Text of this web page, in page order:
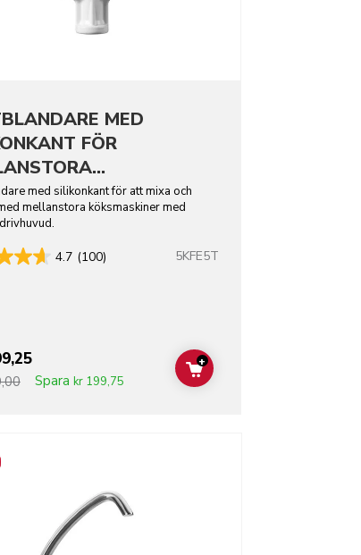
MED
FÖR
MED
DRIVHUVUD
med silikonkant för att mixa och
mellanstora köksmaskiner med
4.7 (100) 5KFE5T
Spara kr 199,75 ADD TO CART
+